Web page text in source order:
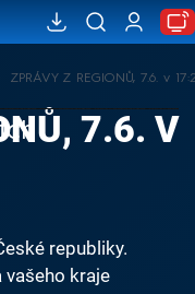
ZPRÁVY Z REGIONŮ, 7.6. v
7.6. V
republiky.
vašeho kraje